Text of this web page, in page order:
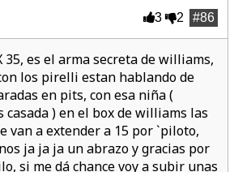
#86
3 2
35, es el arma secreta de williams,
los pirelli estan hablando de
en pits, con esa niña (
casada ) en el box de williams las
van a extender a 15 por `piloto,
ja ja ja un abrazo y gracias por
si me dá chance voy a subir unas